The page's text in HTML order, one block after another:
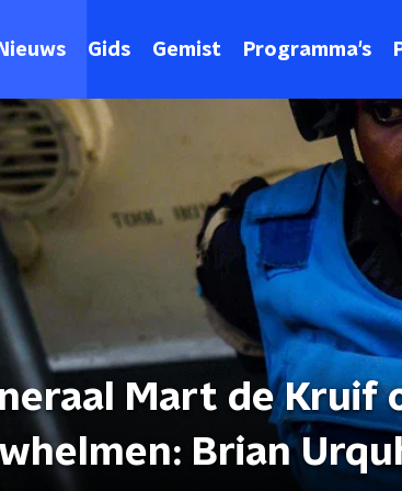
Nieuws Gids Gemist Programma's
Mart de Kruif
Brian